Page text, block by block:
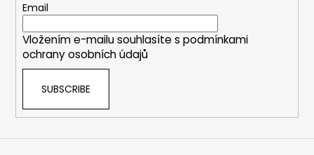
Email
Vložením e-mailu souhlasíte s podmínkami
ochrany osobních údajů
SUBSCRIBE